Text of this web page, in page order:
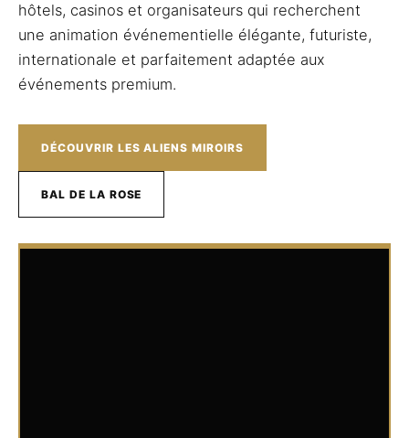
hôtels, casinos et organisateurs qui recherchent
une animation événementielle élégante, futuriste,
internationale et parfaitement adaptée aux
événements premium.
DÉCOUVRIR LES ALIENS MIROIRS
BAL DE LA ROSE